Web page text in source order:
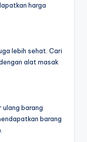
harga
lebih sehat. Cari
alat masak
barang
barang